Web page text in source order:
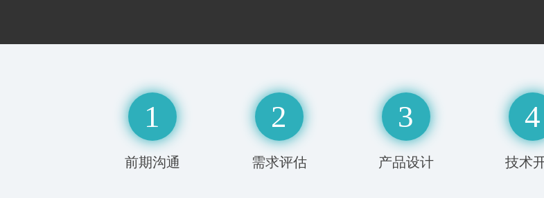
1
前期沟通
2
需求评估
3
产品设计
4
技术